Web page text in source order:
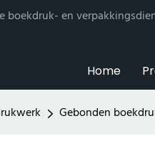
boekdruk- en
Home
Gebonden